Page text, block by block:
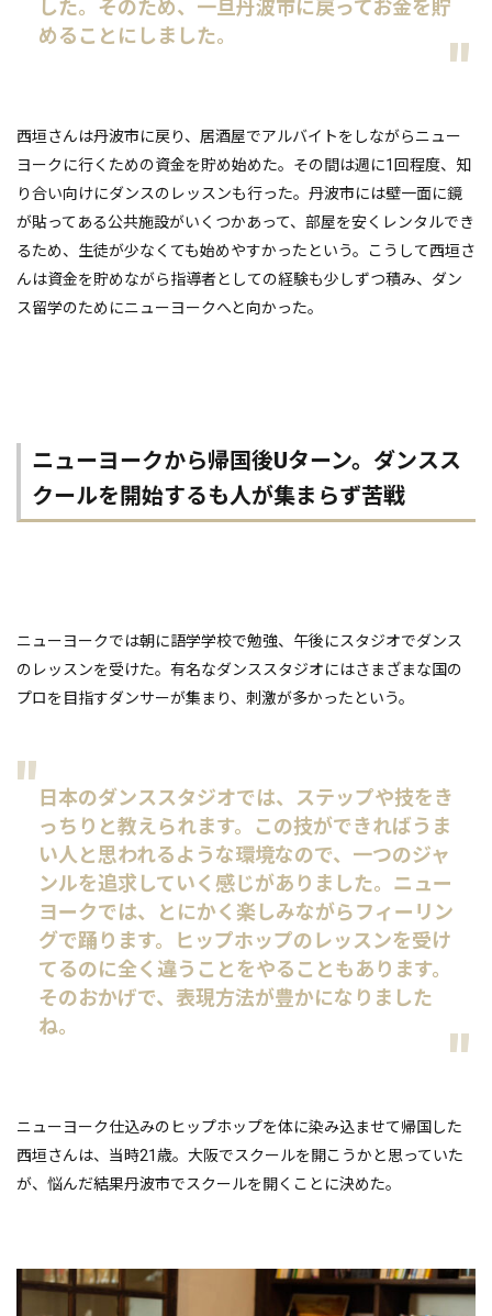
した。そのため、一旦丹波市に戻ってお金を貯
めることにしました。
西垣さんは丹波市に戻り、居酒屋でアルバイトをしながらニュー
ヨークに行くための資金を貯め始めた。その間は週に1回程度、知
り合い向けにダンスのレッスンも行った。丹波市には壁一面に鏡
が貼ってある公共施設がいくつかあって、部屋を安くレンタルでき
るため、生徒が少なくても始めやすかったという。こうして西垣さ
んは資金を貯めながら指導者としての経験も少しずつ積み、ダン
ス留学のためにニューヨークへと向かった。
ニューヨークから帰国後Uターン。ダンスス
クールを開始するも人が集まらず苦戦
ニューヨークでは朝に語学学校で勉強、午後にスタジオでダンス
のレッスンを受けた。有名なダンススタジオにはさまざまな国の
プロを目指すダンサーが集まり、刺激が多かったという。
日本のダンススタジオでは、ステップや技をき
っちりと教えられます。この技ができればうま
い人と思われるような環境なので、一つのジャ
ンルを追求していく感じがありました。ニュー
ヨークでは、とにかく楽しみながらフィーリン
グで踊ります。ヒップホップのレッスンを受け
てるのに全く違うことをやることもあります。
そのおかげで、表現方法が豊かになりました
ね。
ニューヨーク仕込みのヒップホップを体に染み込ませて帰国した
西垣さんは、当時21歳。大阪でスクールを開こうかと思っていた
が、悩んだ結果丹波市でスクールを開くことに決めた。